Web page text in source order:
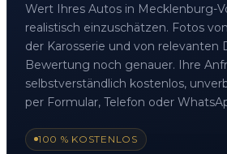
Wert Ihres Autos in Mecklenburg-
realistisch einzuschätzen. Fotos
der Karosserie und von relevanten
Bewertung noch genauer. Ihre
selbstverständlich kostenlos,
per Formular, Telefon oder
100 % KOSTENLOS